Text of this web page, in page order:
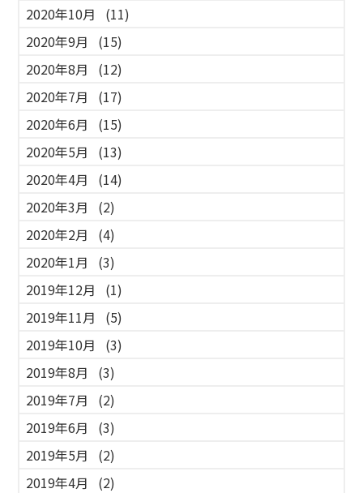
2020年10月
(11)
2020年9月
(15)
2020年8月
(12)
2020年7月
(17)
2020年6月
(15)
2020年5月
(13)
2020年4月
(14)
2020年3月
(2)
2020年2月
(4)
2020年1月
(3)
2019年12月
(1)
2019年11月
(5)
2019年10月
(3)
2019年8月
(3)
2019年7月
(2)
2019年6月
(3)
2019年5月
(2)
2019年4月
(2)